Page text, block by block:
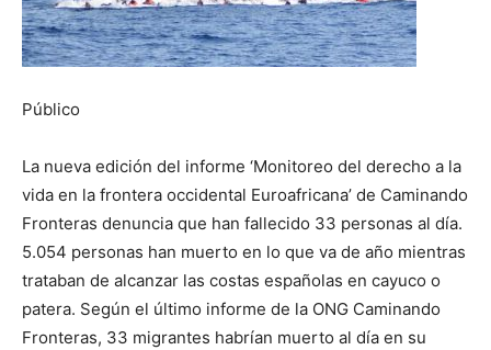
Público
La nueva edición del informe ‘Monitoreo del derecho a la
vida en la frontera occidental Euroafricana’ de Caminando
Fronteras denuncia que han fallecido 33 personas al día.
5.054 personas han muerto en lo que va de año mientras
trataban de alcanzar las costas españolas en cayuco o
patera. Según el último informe de la ONG Caminando
Fronteras, 33 migrantes habrían muerto al día en su